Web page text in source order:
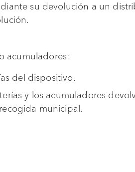
su devolución a un
acumuladores:
del dispositivo.
y los acumuladores
municipal.